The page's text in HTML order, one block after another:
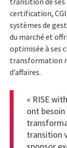
certification,
systèmes de
du marché et
optimisée à ses
transformation
d’affaires.
« RISE
ont
transition